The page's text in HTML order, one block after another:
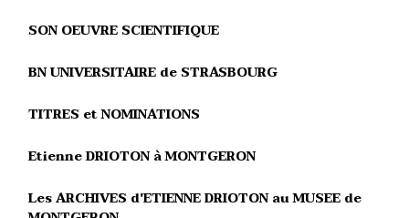
SON OEUVRE SCIENTIFIQUE
BN UNIVERSITAIRE de STRASBOURG
TITRES et NOMINATIONS
Etienne DRIOTON à MONTGERON
Les ARCHIVES d'ETIENNE DRIOTON au MUSEE de